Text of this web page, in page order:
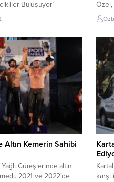
Buluşuyor’
Bilecikliler
Dünya Bilecikliler
Özel,
Altın Kemerin Sahibi
Güreşlerinde altın
2021 ve 2022’de